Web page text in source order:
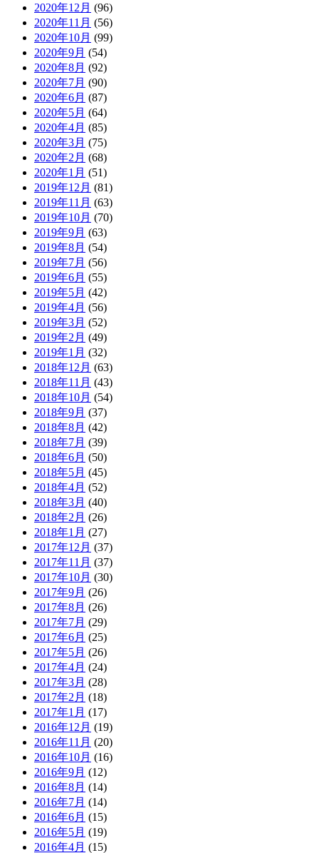
2020年12月 (96)
2020年11月 (56)
2020年10月 (99)
2020年9月 (54)
2020年8月 (92)
2020年7月 (90)
2020年6月 (87)
2020年5月 (64)
2020年4月 (85)
2020年3月 (75)
2020年2月 (68)
2020年1月 (51)
2019年12月 (81)
2019年11月 (63)
2019年10月 (70)
2019年9月 (63)
2019年8月 (54)
2019年7月 (56)
2019年6月 (55)
2019年5月 (42)
2019年4月 (56)
2019年3月 (52)
2019年2月 (49)
2019年1月 (32)
2018年12月 (63)
2018年11月 (43)
2018年10月 (54)
2018年9月 (37)
2018年8月 (42)
2018年7月 (39)
2018年6月 (50)
2018年5月 (45)
2018年4月 (52)
2018年3月 (40)
2018年2月 (26)
2018年1月 (27)
2017年12月 (37)
2017年11月 (37)
2017年10月 (30)
2017年9月 (26)
2017年8月 (26)
2017年7月 (29)
2017年6月 (25)
2017年5月 (26)
2017年4月 (24)
2017年3月 (28)
2017年2月 (18)
2017年1月 (17)
2016年12月 (19)
2016年11月 (20)
2016年10月 (16)
2016年9月 (12)
2016年8月 (14)
2016年7月 (14)
2016年6月 (15)
2016年5月 (19)
2016年4月 (15)